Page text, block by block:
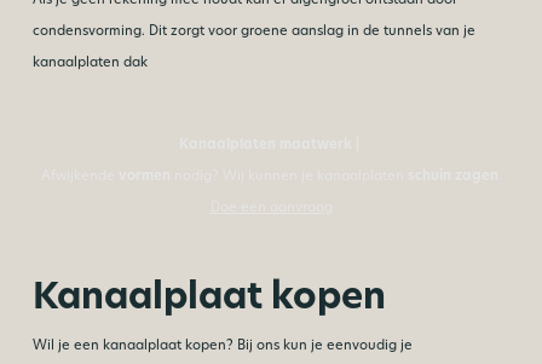
condensvorming. Dit zorgt voor groene aanslag in de tunnels van je
kanaalplaten dak
Kanaalplaat kopen
Wil je een kanaalplaat kopen? Bij ons kun je eenvoudig je